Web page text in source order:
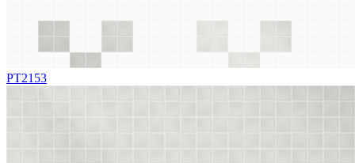
PT2153